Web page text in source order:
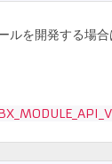
ルを開発する場